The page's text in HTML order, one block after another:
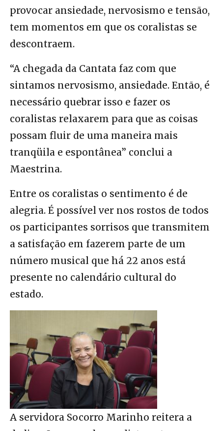
provocar ansiedade, nervosismo e tensão,
tem momentos em que os coralistas se
descontraem.
“A chegada da Cantata faz com que
sintamos nervosismo, ansiedade. Então, é
necessário quebrar isso e fazer os
coralistas relaxarem para que as coisas
possam fluir de uma maneira mais
tranqüila e espontânea” conclui a
Maestrina.
Entre os coralistas o sentimento é de
alegria. É possível ver nos rostos de todos
os participantes sorrisos que transmitem
a satisfação em fazerem parte de um
número musical que há 22 anos está
presente no calendário cultural do
estado.
A servidora Socorro Marinho reitera a